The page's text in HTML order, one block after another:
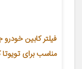
مناسب برای تویوتا